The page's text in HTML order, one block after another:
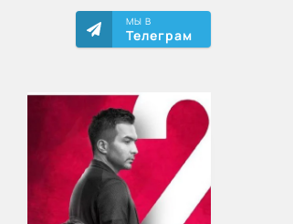
МЫ В
Телеграм